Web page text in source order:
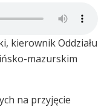
kierownik Oddziału
mazurskim
na przyjęcie